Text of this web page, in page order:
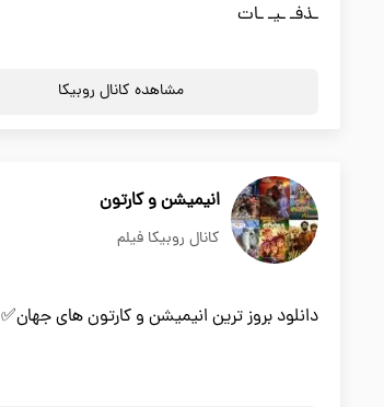
ـذفـ ـیـ ـات
مشاهده کانال روبیکا
انیمیشن و کارتون
کانال روبیکا فیلم
دانلود بروز ترین انیمیشن و کارتون های جهان✅